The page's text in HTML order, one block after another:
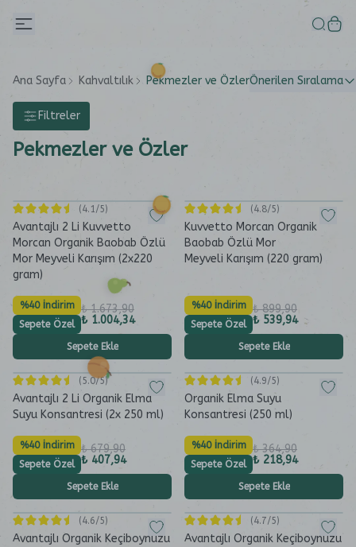
Ana Sayfa Kahvaltılık Pekmezler ve ÖzlerÖnerilen Sıralama
Filtreler
Pekmezler ve Özler
(4.1/5)
Avantajlı 2 Li Kuvvetto
Morcan Organik Baobab Özlü
Mor Meyveli Karışım (2x220
gram)
%40 İndirim
Sepete Özel
₺ 1.673,90
₺ 1.004,34
Sepete Ekle
(4.8/5)
Kuvvetto Morcan Organik
Baobab Özlü Mor
Meyveli Karışım (220 gram)
%40 İndirim
Sepete Özel
₺ 899,90
₺ 539,94
Sepete Ekle
(5.0/5)
Avantajlı 2 Li Organik Elma
Suyu Konsantresi (2x 250 ml)
%40 İndirim
Sepete Özel
₺ 679,90
₺ 407,94
Sepete Ekle
(4.9/5)
Organik Elma Suyu
Konsantresi (250 ml)
%40 İndirim
Sepete Özel
₺ 364,90
₺ 218,94
Sepete Ekle
(4.6/5)
Avantajlı Organik Keçiboynuzu
(4.7/5)
Avantajlı Organik Keçiboynuzu